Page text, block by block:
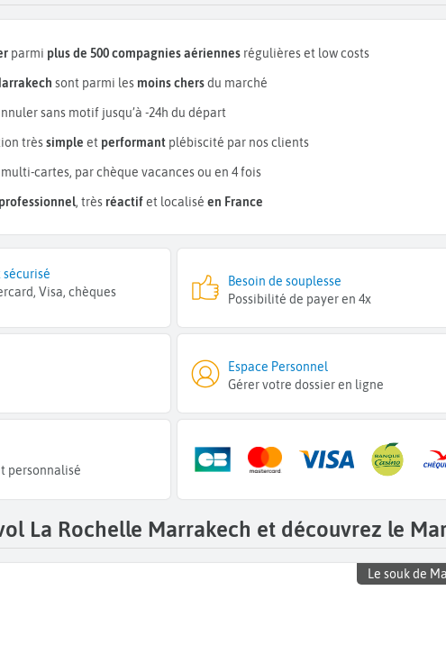
parmi plus de 500 compagnies aériennes régulières et low costs
sont parmi les moins chersdu marché
sans motif jusqu’à -24h du départ
trèssimple et performant plébiscité par nos clients
multi-cartes, par chèque vacances ou en 4 fois
, très réactifet localisé en France
Visa, chèques
Besoin de souplesse
Possibilité de payer en 4x
Espace Personnel
Gérer votre dossier en ligne
personnalisé
La Rochelle Marrakech et découvrez le
Le souk de